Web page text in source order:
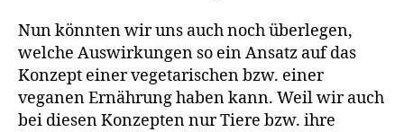
Nun könnten wir uns auch noch überlegen,
welche Auswirkungen so ein Ansatz auf das
Konzept einer vegetarischen bzw. einer
veganen Ernährung haben kann. Weil wir auch
bei diesen Konzepten nur Tiere bzw. ihre